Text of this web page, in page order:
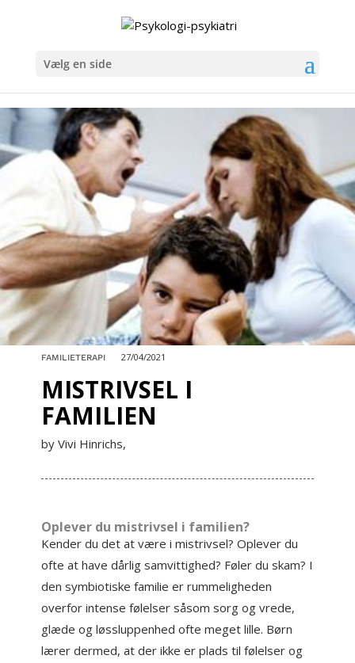
Vælg en side
FAMILIETERAPI 27/04/2021
MISTRIVSEL I
FAMILIEN
by Vivi Hinrichs,
Oplever du mistrivsel i familien?
Kender du det at være i mistrivsel? Oplever du
ofte at have dårlig samvittighed? Føler du skam? I
den symbiotiske familie er rummeligheden
overfor intense følelser såsom sorg og vrede,
glæde og løssluppenhed ofte meget lille. Børn
lærer dermed, at der ikke er plads til følelser og